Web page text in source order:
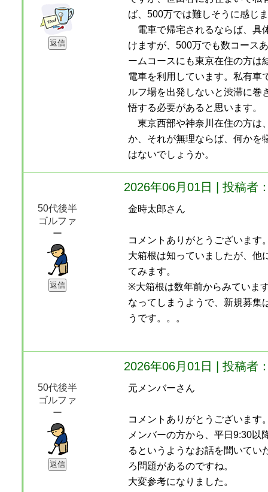
ば、500万では難しそうに感じ
電車で帰宅されるならば、具
けますが、500万でも数コース
ームコースにも東京在住の方は
電車を利用しています。私有車
ルフ場を出発しないと渋滞に巻
悟する必要があると思います。
東京西部や神奈川在住の方は
か、それが無理ならば、何かを
はないでしょうか。
2026年06月01日 | 投稿者
50代後半
ゴルファ
ー
金時太郎さん
コメントありがとうございます
大箱根は知っていましたが、他
てみます。
※大箱根は数年前からみていま
なってしまうようで、新規募集
うです。。。
2026年06月01日 | 投稿者
50代後半
ゴルファ
ー
元メンバーさん
コメントありがとうございます
メンバーの方から、平日9:30以
るというようなお話を聞いてい
ろ問題があるのですね。
大変参考になりました。